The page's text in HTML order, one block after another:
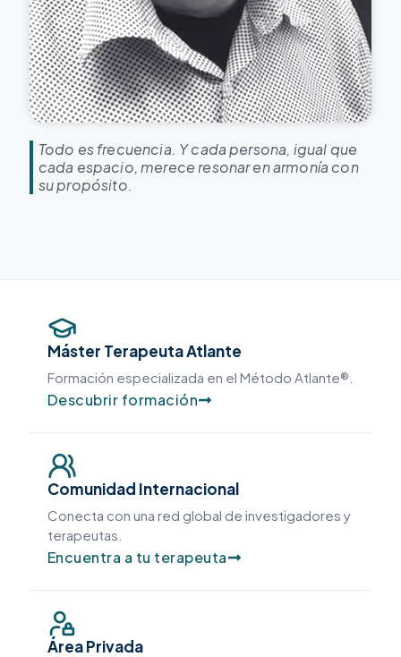
Todo es frecuencia. Y cada persona, igual que
cada espacio, merece resonar en armonía con
su propósito.
Máster Terapeuta Atlante
Formación especializada en el Método Atlante®.
Descubrir formación
Comunidad Internacional
Conecta con una red global de investigadores y
terapeutas.
Encuentra a tu terapeuta
Área Privada